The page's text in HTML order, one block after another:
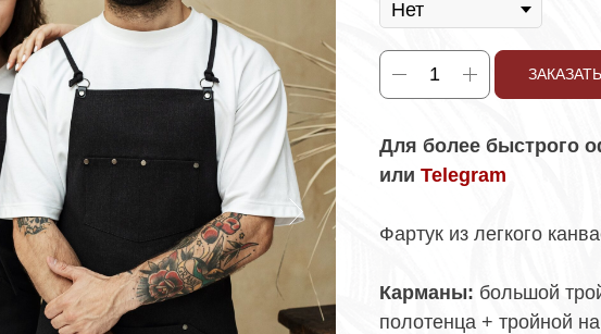
ЗАКАЗАТЬ
Для более быстрого
или Telegram
Фартук из легкого
Карманы: большой
полотенца + тройной